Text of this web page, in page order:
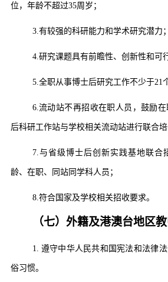
位，年龄不超过35周岁；
3.有较强的科研能力和学术研究潜力；
4.研究课题具有前瞻性、创新性和可
5.全职从事博士后研究工作不少于21
6.流动站不再招收在职人员，鼓励
后科研工作站与学校相关流动站进行联合培
7.与省级博士后创新实践基地联合
龄、在职、同站同学科人员；
8.符合国家及学校相关招收要求。
（七）外籍及港澳台地区
1. 遵守中华人民共和国宪法和法律
俗习惯。